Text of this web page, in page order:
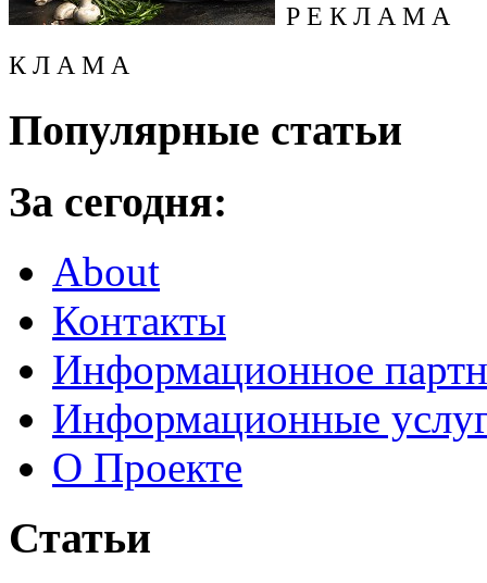
Р Е К Л А М А
К Л А М А
Популярные статьи
За сегодня:
About
Контакты
Информационное
Информационные
О Проекте
Статьи